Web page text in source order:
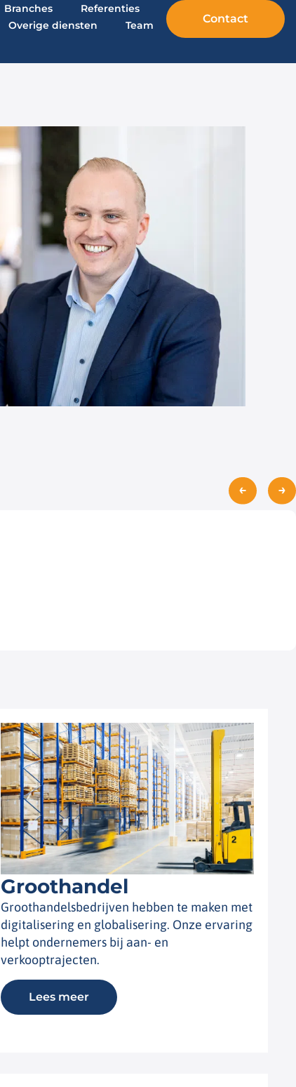
Contact
Branches
Referenties
Overige diensten
Team
Groothandel
Groothandelsbedrijven hebben te maken met
digitalisering en globalisering. Onze ervaring
helpt ondernemers bij aan- en
verkooptrajecten.
Lees meer